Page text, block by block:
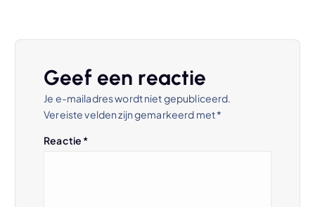
t
Geef een reactie
Je e-mailadres wordt niet gepubliceerd.
Vereiste velden zijn gemarkeerd met*
Reactie *